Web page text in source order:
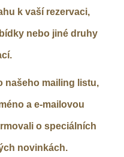
k vaší rezervaci,
nebo jiné druhy
našeho mailing listu,
a e-mailovou
o speciálních
novinkách.